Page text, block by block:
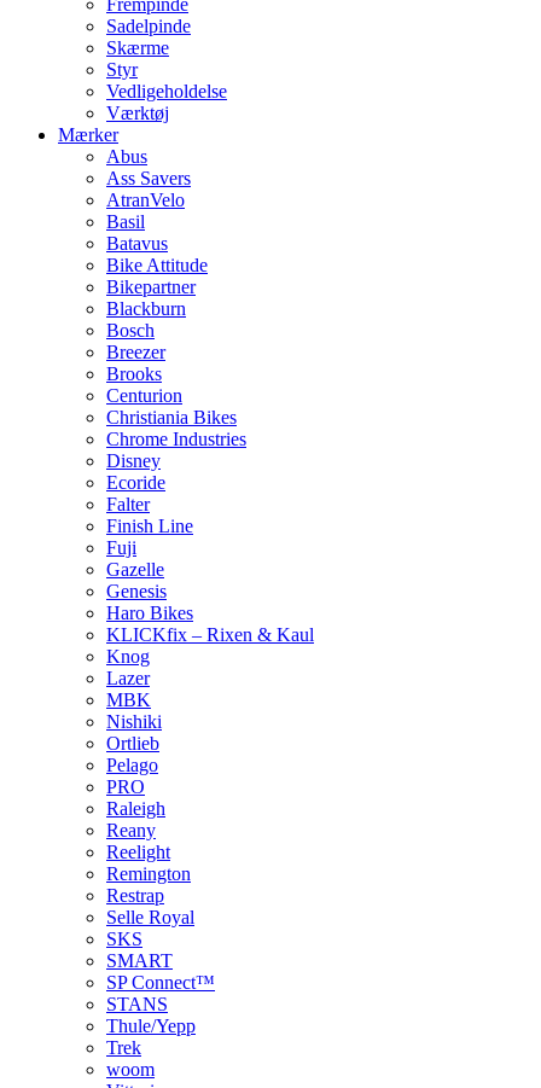
Sadelpinde
Skærme
Styr
Vedligeholdelse
Værktøj
Mærker
Abus
Ass Savers
AtranVelo
Basil
Batavus
Bike Attitude
Bikepartner
Blackburn
Bosch
Breezer
Brooks
Centurion
Christiania Bikes
Chrome Industries
Disney
Ecoride
Falter
Finish Line
Fuji
Gazelle
Genesis
Haro Bikes
KLICKfix – Rixen & Kaul
Knog
Lazer
MBK
Nishiki
Ortlieb
Pelago
PRO
Raleigh
Reany
Reelight
Remington
Restrap
Selle Royal
SKS
SMART
SP Connect™
STANS
Thule/Yepp
Trek
woom